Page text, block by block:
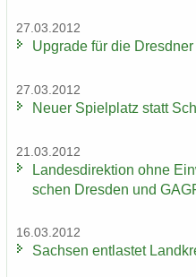
27.03.2012
Up­grade für die
27.03.2012
Neuer Spiel­platz statt
21.03.2012
Lan­des­di­rek­ti­on ohne
schen Dres­den und
16.03.2012
Sach­sen ent­las­tet